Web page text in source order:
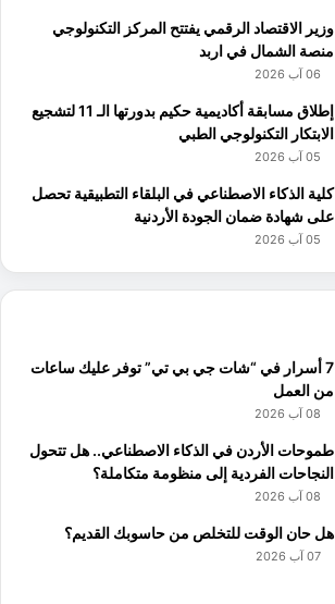
وزير الاقتصاد الرقمي يفتتح المركز التكنولوجي
منصة الشمال في اربد
06 آب 2026
إطلاق مسابقة أكاديمية حكيم بدورتها الـ 11 لتشجيع
الابتكار التكنولوجي الطبي
05 آب 2026
كلية الذكاء الاصطناعي في البلقاء التطبيقية تحصل
على شهادة ضمان الجودة الأردنية
05 آب 2026
7 أسرار في “شات جي بي تي” توفر عليك ساعات
من العمل
08 آب 2026
طموحات الأردن في الذكاء الاصطناعي.. هل تتحول
النجاحات الفردية إلى منظومة متكاملة؟
08 آب 2026
هل حان الوقت للتخلص من حاسوبك القديم؟
07 آب 2026